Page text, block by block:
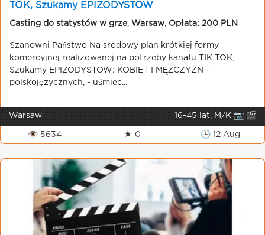
TOK, Szukamy EPIZODYSTOW
Casting do statystów w grze, Warsaw Opłata: 200 PLN
Szanowni Państwo Na srodowy plan krótkiej formy
komercyjnej realizowanej na potrzeby kanału TIK TOK,
Szukamy EPIZODYSTOW: KOBIET I MĘŻCZYZN -
polskojęzycznych, - uśmiec...
Warsaw 16-45 lat, M/K 📷 🎬
👁 5634 ★ 0 🕒 12 Aug